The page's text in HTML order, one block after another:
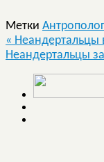
Метки
« Неандертальцы
Неандертальцы